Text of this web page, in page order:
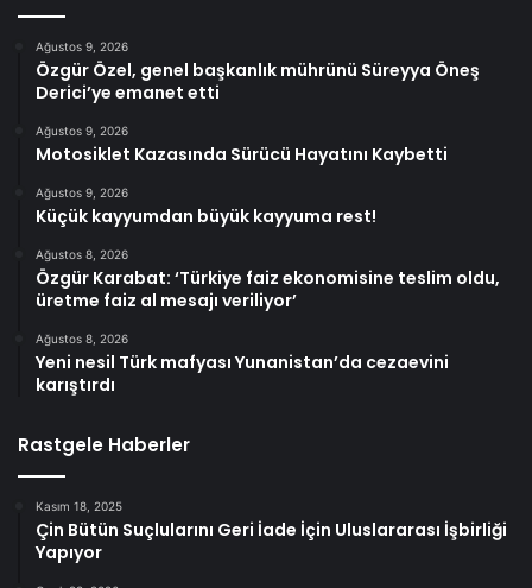
Ağustos 9, 2026
Özgür Özel, genel başkanlık mührünü Süreyya Öneş
Derici’ye emanet etti
Ağustos 9, 2026
Motosiklet Kazasında Sürücü Hayatını Kaybetti
Ağustos 9, 2026
Küçük kayyumdan büyük kayyuma rest!
Ağustos 8, 2026
Özgür Karabat: ‘Türkiye faiz ekonomisine teslim oldu,
üretme faiz al mesajı veriliyor’
Ağustos 8, 2026
Yeni nesil Türk mafyası Yunanistan’da cezaevini
karıştırdı
Rastgele Haberler
Kasım 18, 2025
Çin Bütün Suçlularını Geri İade İçin Uluslararası İşbirliği
Yapıyor